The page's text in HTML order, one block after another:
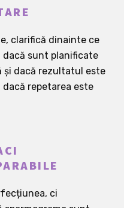
clarifică dinainte ce
sunt planificate
și dacă rezultatul este
repetarea este
ci